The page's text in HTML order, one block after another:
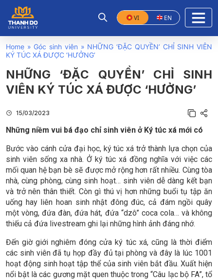
VI EN
Home »Góc sinh viên » NHỮNG ‘ĐẶC QUYỀN’ CHỈ SINH VIÊN
KÝ TÚC XÁ ĐƯỢC ‘HƯỞNG’
NHỮNG ‘ĐẶC QUYỀN’ CHỈ SINH
VIÊN KÝ TÚC XÁ ĐƯỢC ‘HƯỞNG’
15/03/2023
Những niềm vui bá đạo chỉ sinh viên ở Ký túc xá mới có
Bước vào cánh cửa đại học, ký túc xá trở thành lựa chọn của
sinh viên sống xa nhà. Ở ký túc xá đồng nghĩa với việc các
mối quan hệ bạn bè sẽ được mở rộng hơn rất nhiều. Cùng tòa
nhà, cùng phòng, cùng sinh hoạt… sinh viên dễ dàng kết bạn
và trở nên thân thiết. Còn gì thú vị hơn những buổi tụ tập ăn
uống hay liên hoan sinh nhật đông đúc, cả đám ngồi quây
một vòng, đứa đàn, đứa hát, đứa “dzô” coca cola… và không
thiếu cả đứa livestream ghi lại những hình ảnh đáng nhớ.
Đến giờ giới nghiêm đóng cửa ký túc xá, cũng là thời điểm
các sinh viên đã tụ họp đầy đủ tại phòng và đây là lúc 1001
hoạt động sinh hoạt tập thể của sinh viên bắt đầu. Xuất hiện
nổi bật là các gương mặt quen thuộc trong “Câu lạc bộ FA”, tổ